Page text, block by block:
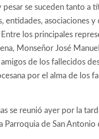
pesar se suceden tanto a
entidades, asociaciones
los principales
Monseñor José
de los fallecidos
por el alma de los
se reunió ayer por la
Parroquia de San Antonio